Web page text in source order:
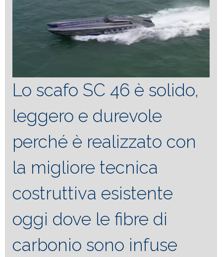
Lo scafo SC 46 è solido,
leggero e durevole
perché è realizzato con
la migliore tecnica
costruttiva esistente
oggi dove le fibre di
carbonio sono infuse